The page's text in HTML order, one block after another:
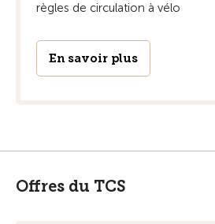
règles de circulation à vélo
En savoir plus
Offres du TCS